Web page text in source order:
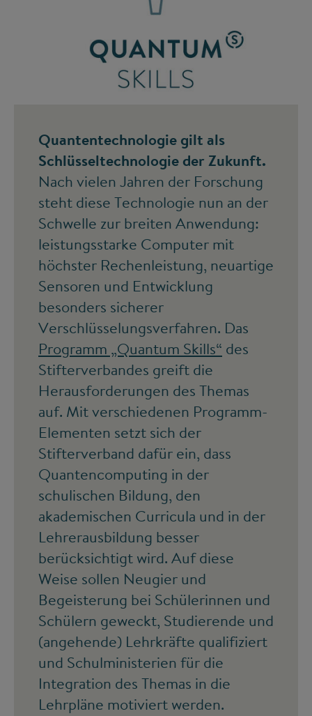
Quantentechnologie gilt als
Schlüsseltechnologie der Zukunft.
Nach vielen Jahren der Forschung
steht diese Technologie nun an der
Schwelle zur breiten Anwendung:
leistungsstarke Computer mit
höchster Rechenleistung, neuartige
Sensoren und Entwicklung
besonders sicherer
Verschlüsselungsverfahren. Das
Programm „Quantum Skills“ des
Stifterverbandes greift die
Herausforderungen des Themas
auf. Mit verschiedenen Programm-
Elementen setzt sich der
Stifterverband dafür ein, dass
Quantencomputing in der
schulischen Bildung, den
akademischen Curricula und in der
Lehrerausbildung besser
berücksichtigt wird. Auf diese
Weise sollen Neugier und
Begeisterung bei Schülerinnen und
Schülern geweckt, Studierende und
(angehende) Lehrkräfte qualifiziert
und Schulministerien für die
Integration des Themas in die
Lehrpläne motiviert werden.